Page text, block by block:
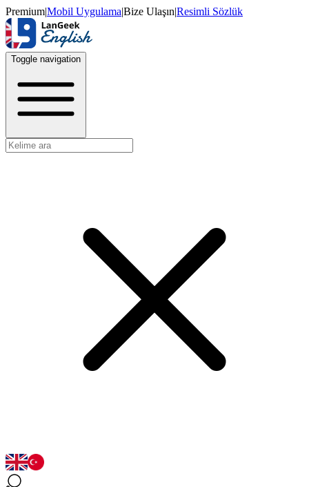
Premium|Mobil Uygulama|Bize Ulaşın|Resimli Sözlük
Toggle navigation